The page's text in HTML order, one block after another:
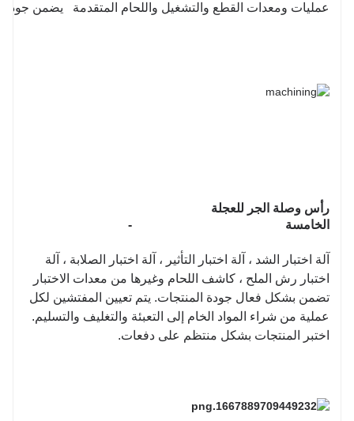
عمليات ومعدات القطع والتشغيل واللحام المتقدمة يضمن
رأس وصلة الجر للعجلة
الخامسة
-
آلة اختبار الشد ، آلة اختبار التأثير ، آلة اختبار الصلابة ، آلة
اختبار رش الملح ، كاشف اللحام وغيرها من معدات الاختبار
تضمن بشكل فعال جودة المنتجات. يتم تعيين المفتشين لكل
عملية من شراء المواد الخام إلى التعبئة والتغليف والتسليم.
اختبر المنتجات بشكل منتظم على دفعات.